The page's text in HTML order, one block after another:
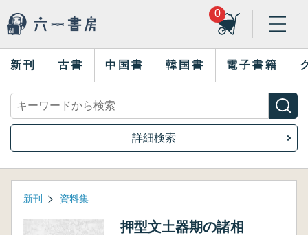
0
新刊 古書 中国書 韓国書 電子書籍
詳細検索
新刊 資料集
押型文土器期の諸相